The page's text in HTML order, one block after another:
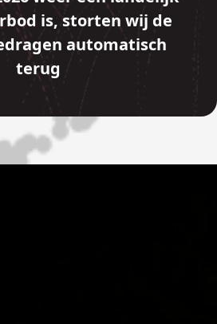
is, storten wij de
automatisch
terug